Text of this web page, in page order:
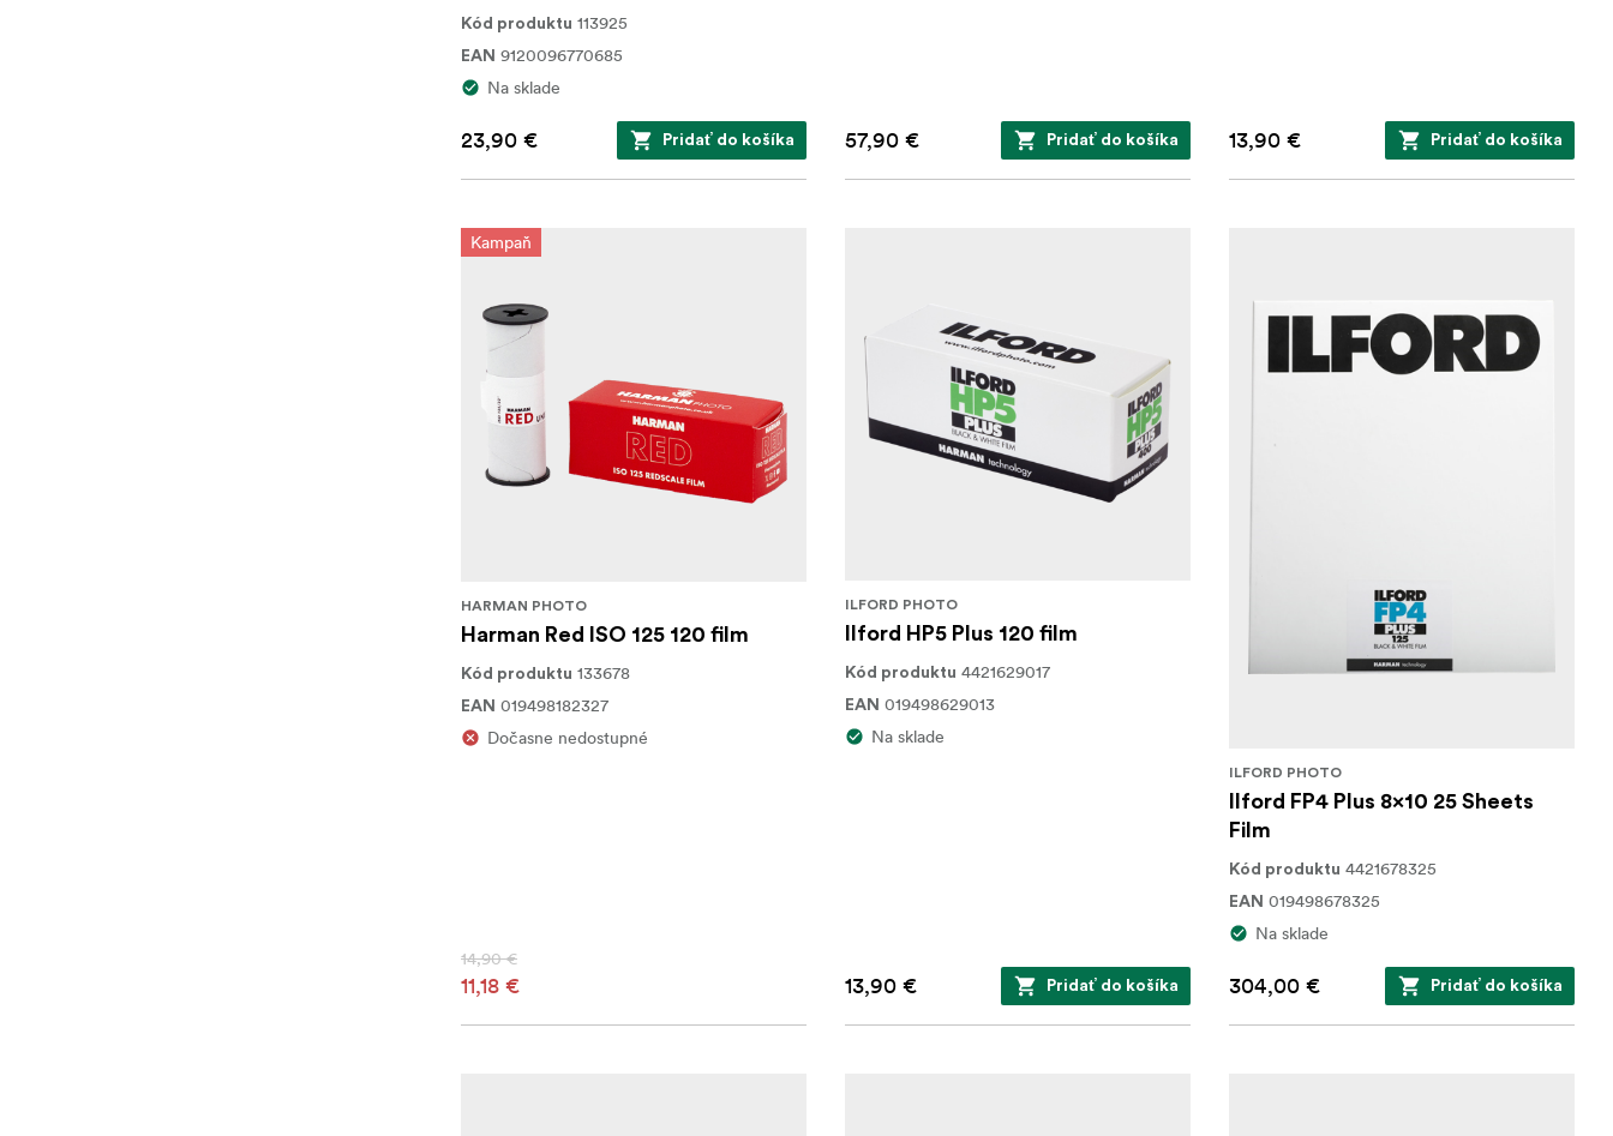
Kód produktu 113925
EAN 9120096770685
Na sklade
23,90 € Pridať do košíka 57,90 € Pridať do košíka 13,90 € Pridať do košíka
Kampaň
HARMAN PHOTO
Harman Red ISO 125 120 film
Kód produktu 133678
EAN 019498182327
Dočasne nedostupné
14,90 €
11,18 €
ILFORD PHOTO
Ilford HP5 Plus 120 film
Kód produktu 4421629017
EAN 019498629013
Na sklade
13,90 € Pridať do košíka
ILFORD PHOTO
Ilford FP4 Plus 8x10 25 Sheets
Film
Kód produktu 4421678325
EAN 019498678325
Na sklade
304,00 € Pridať do košíka